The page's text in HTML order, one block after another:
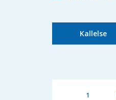
Kallelse
1